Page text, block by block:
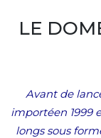
LE
Avant de
importéen 1999
longs sous